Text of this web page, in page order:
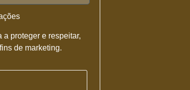
a proteger e respeitar,
de marketing.